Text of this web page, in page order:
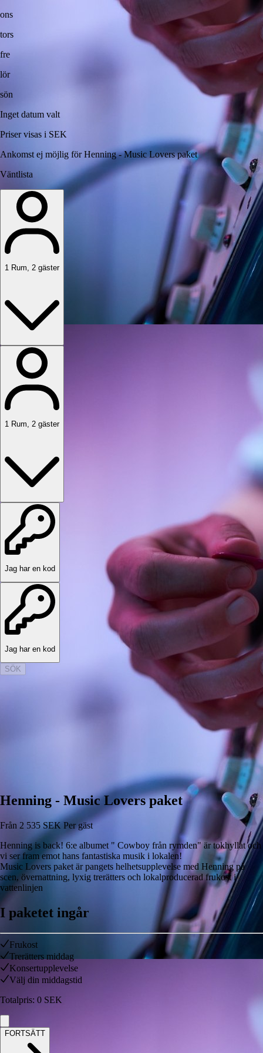
ons
tors
fre
lör
sön
Inget datum valt
Priser visas i SEK
Ankomst ej möjlig för Henning - Music Lovers paket
Väntlista
1 Rum 2 gäster
1 Rum, 2 gäster
Jag har en kod
Jag har en kod
SÖK
Henning - Music Lovers paket
Från 2 535 SEK Per gäst
Henning is back! 6:e albumet " Cowboy från rymden" är tokhyllat och
vi ser fram emot hans fantastiska musik i lokalen!
Music Lovers paket är pangets helhetsupplevelse med Henning på
scen, övernattning, lyxig trerätters och lokalproducerad frukost i
vattenlinjen
I paketet ingår
Frukost
Trerätters middag
Konsertupplevelse
Välj din middagstid
Totalpris: 0 SEK
FORTSÄTT